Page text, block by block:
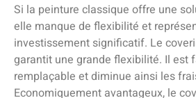
Si la peinture classique offre une
elle manque de flexibilité et
investissement significatif. Le
garantit une grande flexibilité. Il est
remplaçable et diminue ainsi les
Economiquement avantageux, le